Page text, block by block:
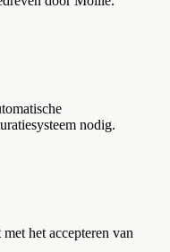
nodig.
het accepteren van